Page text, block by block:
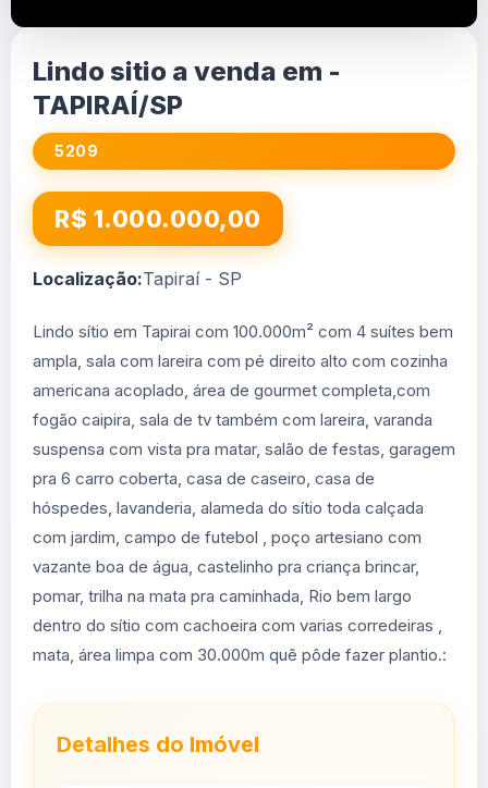
Lindo sitio a venda em -
TAPIRAÍ/SP
5209
R$ 1.000.000,00
Localização:Tapiraí - SP
Lindo sítio em Tapirai com 100.000m² com 4 suítes bem
ampla, sala com lareira com pé direito alto com cozinha
americana acoplado, área de gourmet completa,com
fogão caipira, sala de tv também com lareira, varanda
suspensa com vista pra matar, salão de festas, garagem
pra 6 carro coberta, casa de caseiro, casa de
hóspedes, lavanderia, alameda do sítio toda calçada
com jardim, campo de futebol , poço artesiano com
vazante boa de água, castelinho pra criança brincar,
pomar, trilha na mata pra caminhada, Rio bem largo
dentro do sítio com cachoeira com varias corredeiras ,
mata, área limpa com 30.000m quê pôde fazer plantio.:
Detalhes do Imóvel